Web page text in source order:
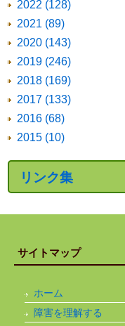
2022 (128)
2021 (89)
2020 (143)
2019 (246)
2018 (169)
2017 (133)
2016 (68)
2015 (10)
リンク集
サイトマップ
ホーム
障害を理解する